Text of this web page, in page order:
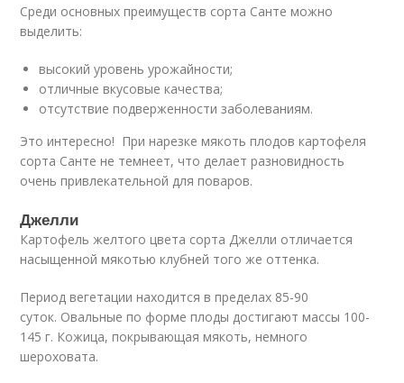
Среди основных преимуществ сорта Санте можно
выделить:
высокий уровень урожайности;
отличные вкусовые качества;
отсутствие подверженности заболеваниям.
Это интересно! При нарезке мякоть плодов картофеля
сорта Санте не темнеет, что делает разновидность
очень привлекательной для поваров.
Джелли
Картофель желтого цвета сорта Джелли отличается
насыщенной мякотью клубней того же оттенка.
Период вегетации находится в пределах 85-90
суток. Овальные по форме плоды достигают массы 100-
145 г. Кожица, покрывающая мякоть, немного
шероховата.